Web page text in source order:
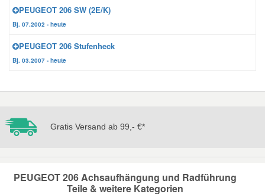
PEUGEOT 206 SW (2E/K)
Bj. 07.2002 - heute
PEUGEOT 206 Stufenheck
Bj. 03.2007 - heute
Gratis Versand ab 99,- €*
PEUGEOT 206 Achsaufhängung und Radführung
Teile & weitere Kategorien
Hyundai Ersatzteile
Jeep Ersatzteile
Lancia Ersatzteile